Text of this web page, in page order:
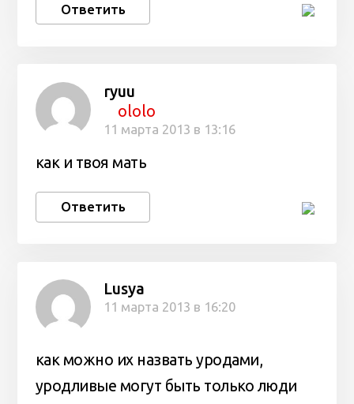
Ответить
ryuu
ololo
11 марта 2013 в 13:16
как и твоя мать
Ответить
Lusya
11 марта 2013 в 16:20
как можно их назвать уродами,
уродливые могут быть только люди